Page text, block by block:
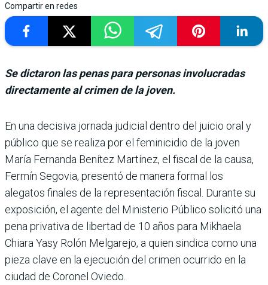
Compartir en redes
Se dictaron las penas para personas involucradas
directamente al crimen de la joven.
En una decisiva jornada judicial dentro del jui­cio oral y
público que se realiza por el feminicidio de la joven
María Fernanda Benítez Martínez, el fiscal de la causa,
Fermín Segovia, pre­sentó de manera formal los
alegatos finales de la repre­sentación fiscal. Durante su
exposición, el agente del Ministerio Público solicitó una
pena privativa de liber­tad de 10 años para Mikhaela
Chiara Yasy Rolón Melgarejo, a quien sindica como una
pieza clave en la ejecución del crimen ocurrido en la
ciudad de Coronel Oviedo.